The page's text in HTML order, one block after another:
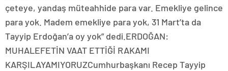
çeteye, yandaş müteahhide para var. Emekliye gelince
para yok. Madem emekliye para yok, 31 Mart’ta da
Tayyip Erdoğan’a oy yok” dedi.ERDOĞAN:
MUHALEFETİN VAAT ETTİĞİ RAKAMI
KARŞILAYAMIYORUZCumhurbaşkanı Recep Tayyip